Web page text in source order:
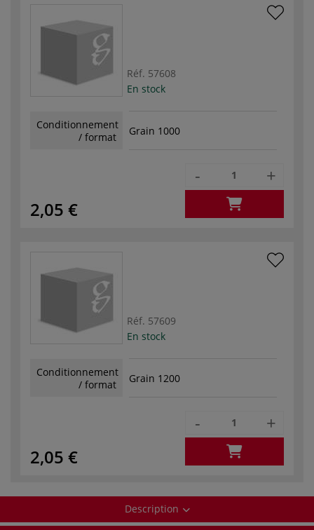
Réf. 57608
En stock
Conditionnement
/ format
Grain 1000
2,05 €
- +
Réf. 57609
En stock
Conditionnement
/ format
Grain 1200
2,05 €
- +
Description